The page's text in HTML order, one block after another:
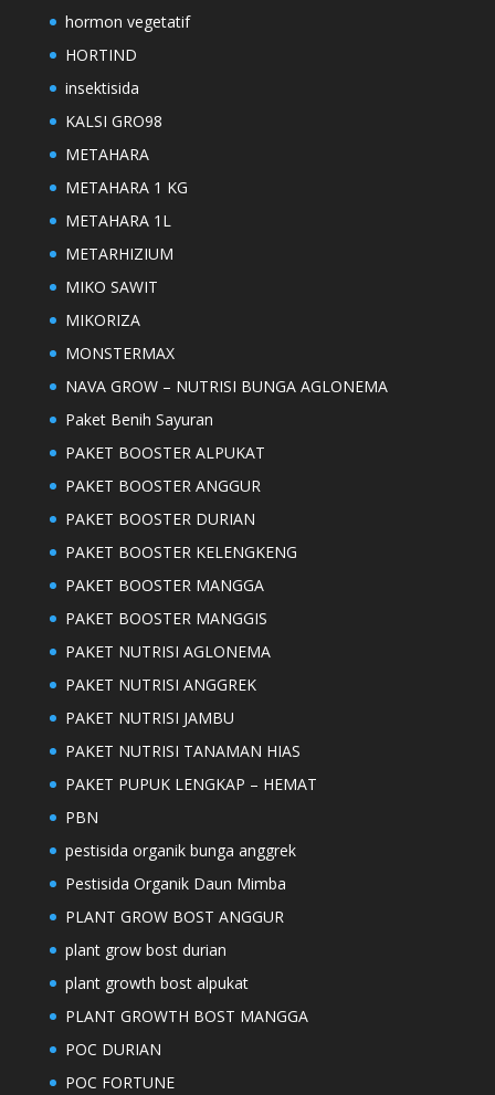
hormon vegetatif
HORTIND
insektisida
KALSI GRO98
METAHARA
METAHARA 1 KG
METAHARA 1L
METARHIZIUM
MIKO SAWIT
MIKORIZA
MONSTERMAX
NAVA GROW – NUTRISI BUNGA AGLONEMA
Paket Benih Sayuran
PAKET BOOSTER ALPUKAT
PAKET BOOSTER ANGGUR
PAKET BOOSTER DURIAN
PAKET BOOSTER KELENGKENG
PAKET BOOSTER MANGGA
PAKET BOOSTER MANGGIS
PAKET NUTRISI AGLONEMA
PAKET NUTRISI ANGGREK
PAKET NUTRISI JAMBU
PAKET NUTRISI TANAMAN HIAS
PAKET PUPUK LENGKAP – HEMAT
PBN
pestisida organik bunga anggrek
Pestisida Organik Daun Mimba
PLANT GROW BOST ANGGUR
plant grow bost durian
plant growth bost alpukat
PLANT GROWTH BOST MANGGA
POC DURIAN
POC FORTUNE